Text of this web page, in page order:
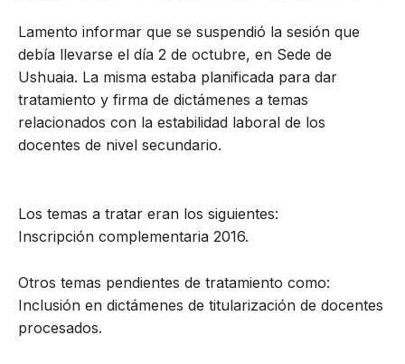
Lamento informar que se suspendió la sesión que
debía llevarse el día 2 de octubre, en Sede de
Ushuaia. La misma estaba planificada para dar
tratamiento y firma de dictámenes a temas
relacionados con la estabilidad laboral de los
docentes de nivel secundario.
Los temas a tratar eran los siguientes:
Inscripción complementaria 2016.
Otros temas pendientes de tratamiento como:
Inclusión en dictámenes de titularización de docentes
procesados.